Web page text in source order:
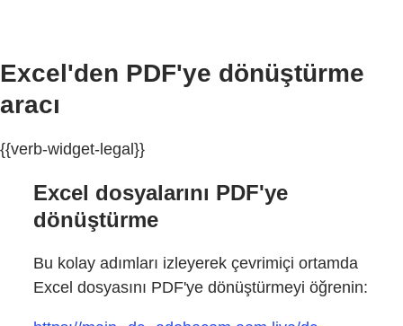
Excel'den PDF'ye dönüştürme
aracı
{{verb-widget-legal}}
Excel dosyalarını PDF'ye
dönüştürme
Bu kolay adımları izleyerek çevrimiçi ortamda
Excel dosyasını PDF'ye dönüştürmeyi öğrenin: